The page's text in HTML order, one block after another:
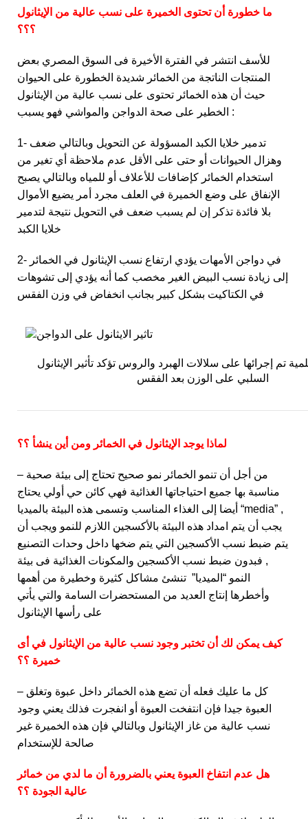
ما خطورة أن تحتوى الخميرة على نسب عالية من الإيثانول
؟؟؟
للأسف انتشر في الفترة الأخيرة فى السوق المصري بعض
المنتجات الناتجة من الخمائر شديدة الخطورة على الحيوان
حيث أن هذه الخمائر تحتوى على نسب عالية من الإيثانول
الخطير على صحة الدواجن والمواشي فهو يسبب :
1- تدمير خلايا الكبد المسؤولة عن التحويل وبالتالي ضعف
وهزال الحيوانات أو حتى على الأقل عدم ملاحظة أي تغير من
استخدام الخمائر كإضافات للأعلاف أو للمياه وبالتالي يصبح
الإنفاق على وضع الخميرة في العلف مجرد أمر يضيع الأموال
بلا فائدة تذكر إن لم يسبب ضعف في التحويل نتيجة لتدمير
خلايا الكبد
2- في دواجن الأمهات يؤدي ارتفاع نسب الإيثانول في الخمائر
إلى زيادة نسب البيض الغير مخصب كما أنه يؤدي إلى تشوهات
في الكتاكيت بشكل كبير بجانب انخفاض في وزن الفقس
السلبي على الوزن بعد الفقس
لماذا يوجد الإيثانول في الخمائر ومن أين ينشأ ؟؟
– من أجل أن تنمو الخمائر نمو صحيح تحتاج إلى بيئة صحية
مناسبة بها جميع احتياجاتها الغذائية فهي كائن حي أولي يحتاج
أيضا إلى الغذاء المناسب وتسمى هذه البيئة بالميديا “media” ,
يجب أن يتم امداد هذه البيئة بالأكسجين اللازم للنمو ويجب أن
يتم ضبط نسب الأكسجين التي يتم ضخها داخل وحدات التصنيع
, فبدون ضبط نسب الأكسجين والمكونات الغذائية فى بيئة
النمو “الميديا” تنشئ مشاكل كثيرة وخطيرة من أهمها
وأخطرها إنتاج العديد من المستحضرات السامة والتي يأتي
على رأسها الإيثانول
كيف يمكن لك أن تختبر وجود نسب عالية من الإيثانول في أى
خميرة ؟؟
– كل ما عليك فعله أن تضع هذه الخمائر داخل عبوة وتغلق
العبوة جيدا فإن انتفخت العبوة أو انفجرت فذلك يعني وجود
نسب عالية من غاز الإيثانول وبالتالي فإن هذه الخميرة غير
صالحة للإستخدام
هل عدم انتفاخ العبوة يعني بالضرورة أن ما لدي من خمائر
عالية الجودة ؟؟